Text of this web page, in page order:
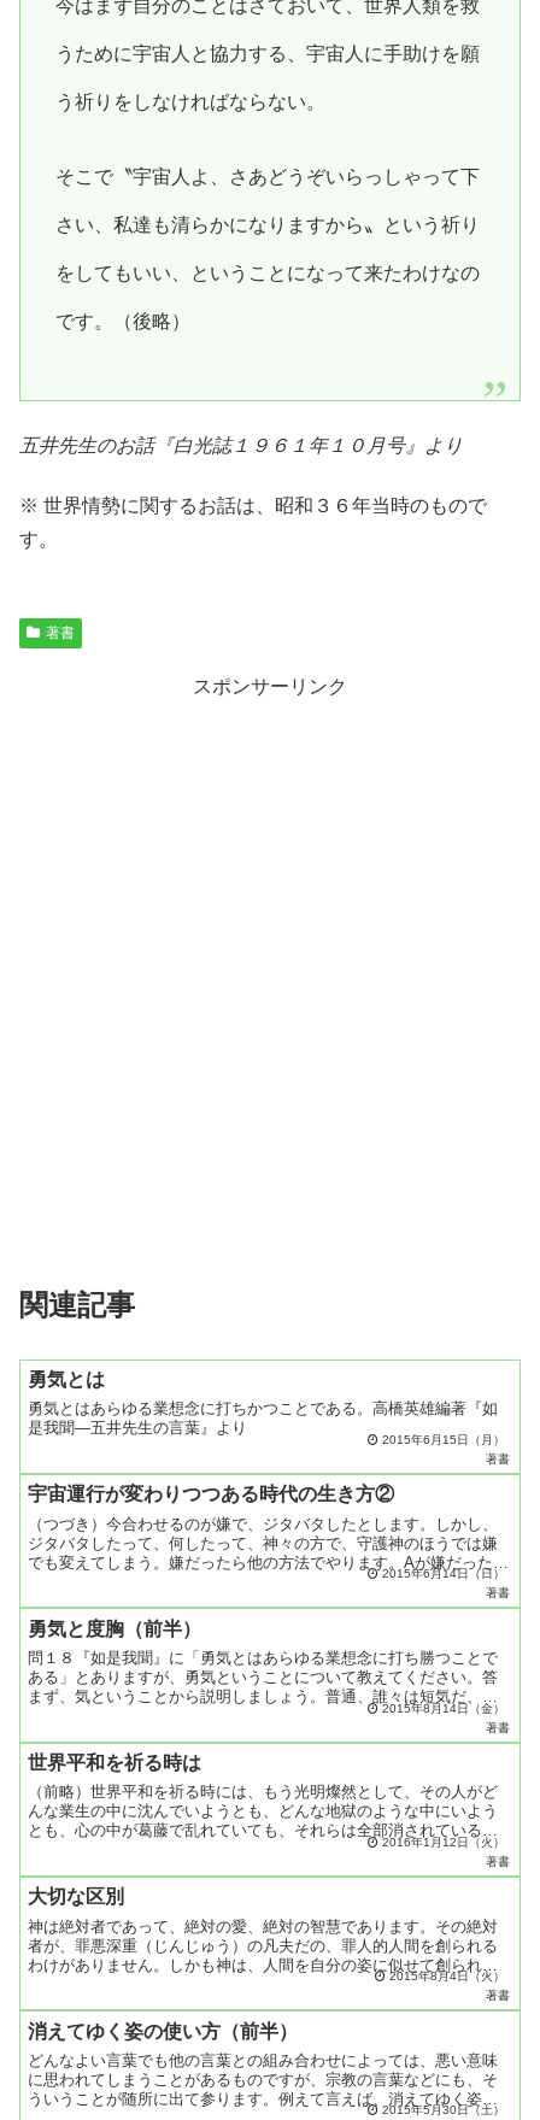
今はまず自分のことはさておいて、世界人類を救
うために宇宙人と協力する、宇宙人に手助けを願
う祈りをしなければならない。
そこで〝宇宙人よ、さあどうぞいらっしゃって下
さい、私達も清らかになりますから〟という祈り
をしてもいい、ということになって来たわけなの
です。（後略）
五井先生のお話『白光誌１９６１年１０月号』より
※ 世界情勢に関するお話は、昭和３６年当時のもので
す。
著書
スポンサーリンク
関連記事
勇気とは
勇気とはあらゆる業想念に打ちかつことである。高橋英雄編著『如
是我聞―五井先生の言葉』より
2015年6月15日（月）
著書
宇宙運行が変わりつつある時代の生き方②
（つづき）今合わせるのが嫌で、ジタバタしたとします。しかし、
ジタバタしたって、何したって、神々の方で、守護神のほうでは嫌
でも変えてしまう。嫌だったら他の方法でやります。Aが嫌だったら
Bの方法でやります。Bの方法が嫌ならCの方法でやります。否...
2015年6月14日（日）
著書
勇気と度胸（前半）
問１８『如是我聞』に「勇気とはあらゆる業想念に打ち勝つことで
ある」とありますが、勇気ということについて教えてください。答
まず、気ということから説明しましょう。普通、誰々は短気だ、な
どと使いますが、本当は気というのは、神様の生命の流れのこと
2015年8月14日（金）
著書
世界平和を祈る時は
（前略）世界平和を祈る時には、もう光明燦然として、その人がど
んな業生の中に沈んでいようとも、どんな地獄のような中にいよう
とも、心の中が葛藤で乱れていても、それらは全部消されているの
です。ただ、消されているのだけれど、その時に、現実の世界に
2016年1月12日（火）
著書
大切な区別
神は絶対者であって、絶対の愛、絶対の智慧であります。その絶対
者が、罪悪深重（じんじゅう）の凡夫だの、罪人的人間を創られる
わけがありません。しかも神は、人間を自分の姿に似せて創られた
と、聖書には書かれてあります。神自身に似せて創られた人間
2015年8月4日（火）
著書
消えてゆく姿の使い方（前半）
どんなよい言葉でも他の言葉との組み合わせによっては、悪い意味
に思われてしまうことがあるものですが、宗教の言葉などにも、そ
ういうことが随所に出て参ります。例えて言えば、消えてゆく姿と
2015年5月30日（土）